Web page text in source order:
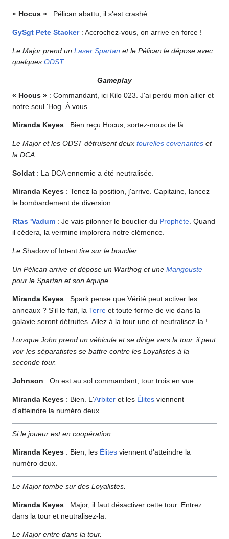
« Hocus » : Pélican abattu, il s'est crashé.
GySgt Pete Stacker: Accrochez-vous, on arrive en force !
Le Major prend un Laser Spartan et le Pélican le dépose avec
quelques ODST.
Gameplay
« Hocus » : Commandant, ici Kilo 023. J'ai perdu mon ailier et
notre seul 'Hog. À vous.
Miranda Keyes : Bien reçu Hocus, sortez-nous de là.
Le Major et les ODST détruisent deux tourelles covenantes et
la DCA.
Soldat : La DCA ennemie a été neutralisée.
Miranda Keyes : Tenez la position, j'arrive. Capitaine, lancez
le bombardement de diversion.
Rtas 'Vadum : Je vais pilonner le bouclier du Prophète . Quand
il cédera, la vermine implorera notre clémence.
Le Shadow of Intent tire sur le bouclier.
Un Pélican arrive et dépose un Warthog et une Mangouste
pour le Spartan et son équipe.
Miranda Keyes : Spark pense que Vérité peut activer les
anneaux ? S'il le fait, la Terre et toute forme de vie dans la
galaxie seront détruites. Allez à la tour une et neutralisez-la !
Lorsque John prend un véhicule et se dirige vers la tour, il peut
voir les séparatistes se battre contre les Loyalistes à la
seconde tour.
Johnson : On est au sol commandant, tour trois en vue.
Miranda Keyes : Bien. L'Arbiter et les Élites viennent
d'atteindre la numéro deux.
Si le joueur est en coopération.
Miranda Keyes : Bien, les Élites viennent d'atteindre la
numéro deux.
Le Major tombe sur des Loyalistes.
Miranda Keyes : Major, il faut désactiver cette tour. Entrez
dans la tour et neutralisez-la.
Le Major entre dans la tour.